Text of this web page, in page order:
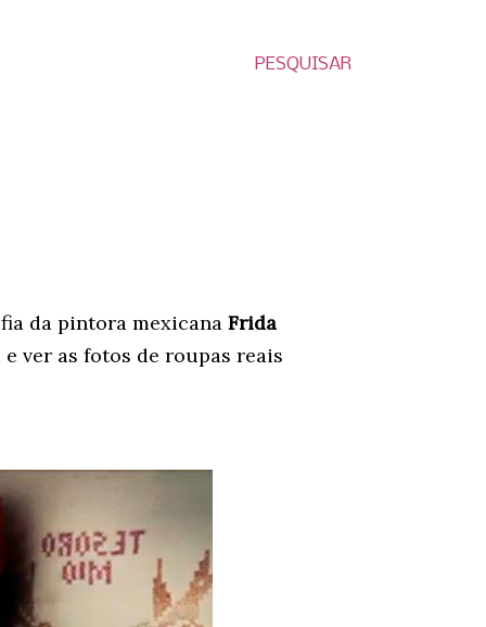
PESQUISAR
da pintora mexicana Frida
ver as fotos de roupas reais